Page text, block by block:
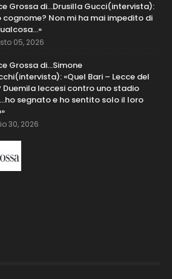
Grossa di…Drusilla Gucci(intervista):
cognome? Non mi ha mai impedito di
05, 2026
Grossa di…Simone
«Quel Bari – Lecce del
Duemila leccesi contro uno stadio
segnato e ho sentito solo il loro
30, 2026